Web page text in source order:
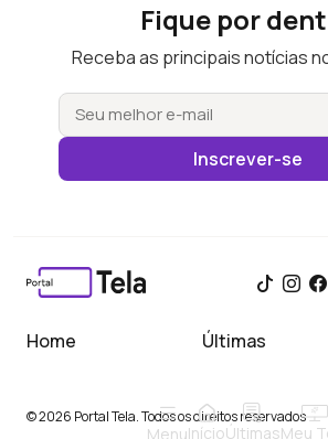
MenuInícioÚltimasMeu
Fique por
Receba as principais notícias
Inscrever-se
Home Últimas
© 2026 Portal Tela. Todos os direitos reservados